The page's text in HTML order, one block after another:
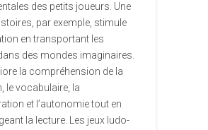
des petits joueurs. Une
par exemple, stimule
en transportant les
des mondes imaginaires.
la compréhension de la
le vocabulaire, la
et l’autonomie tout en
la lecture. Les jeux ludo-